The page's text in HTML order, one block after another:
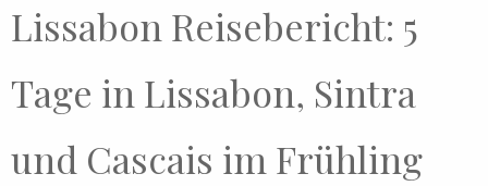
Lissabon Reisebericht: 5
Tage in Lissabon, Sintra
und Cascais im Frühling